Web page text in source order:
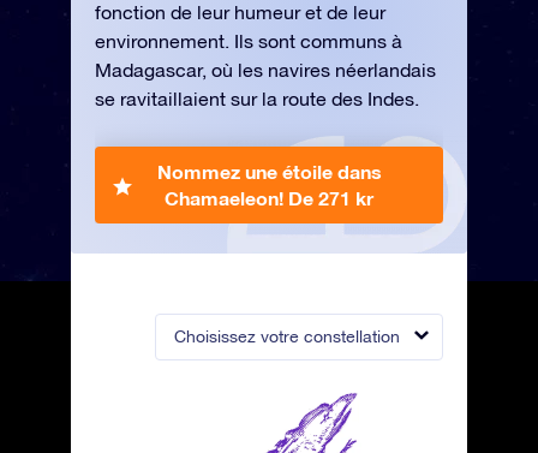
Choisissez votre constellation
fonction de leur humeur et de leur
environnement. Ils sont communs à
Madagascar, où les navires néerlandais
se ravitaillaient sur la route des Indes.
Nommez une étoile dans
Chamaeleon! De 271 kr